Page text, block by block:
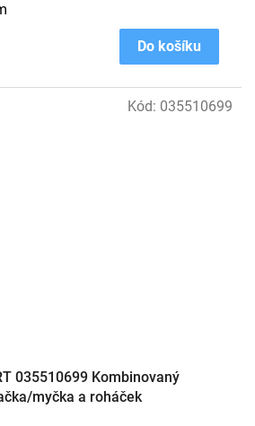
Do košíku
035510699 Kombinovaný
myčka a roháček
Kód: 035510699